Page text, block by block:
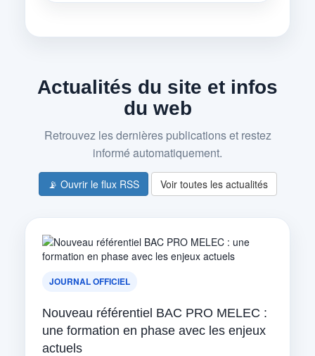
Actualités du site et infos
du web
Retrouvez les dernières publications et restez
informé automatiquement.
📡 Ouvrir le flux RSS Voir toutes les actualités
JOURNAL OFFICIEL
Nouveau référentiel BAC PRO MELEC :
une formation en phase avec les enjeux
actuels